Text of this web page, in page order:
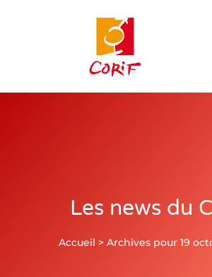
Les news du
Accueil > Archives pour 19